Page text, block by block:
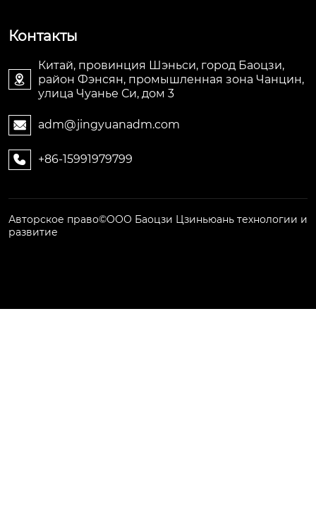
Контакты

Китай, провинция Шэньси, город Баоцзи,
район Фэнсян, промышленная зона Чанцин,
улица Чуанье Си, дом 3
 adm@jingyuanadm.com
 +86-15991979799
Авторское право©ООО Баоцзи Цзиньюань технологии и
развитие